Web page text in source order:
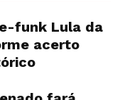
funk Lula da
acerto